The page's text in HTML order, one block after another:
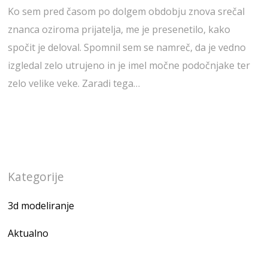
Ko sem pred časom po dolgem obdobju znova srečal
znanca oziroma prijatelja, me je presenetilo, kako
spočit je deloval. Spomnil sem se namreč, da je vedno
izgledal zelo utrujeno in je imel močne podočnjake ter
zelo velike veke. Zaradi tega…
Kategorije
3d modeliranje
Aktualno